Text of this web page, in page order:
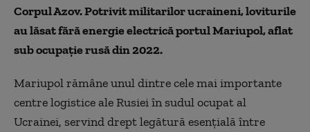
Corpul Azov. Potrivit militarilor ucraineni, loviturile
au lăsat fără energie electrică portul Mariupol, aflat
sub ocupație rusă din 2022.
Mariupol rămâne unul dintre cele mai importante
centre logistice ale Rusiei în sudul ocupat al
Ucrainei, servind drept legătură esențială între